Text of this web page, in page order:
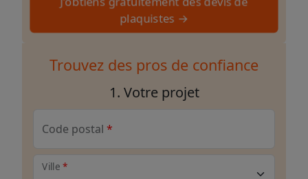
plaquistes →
Trouvez des pros de confiance
1. Votre projet
Code postal
Ville